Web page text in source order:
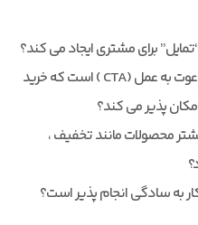
برای مشتری ایجاد می کند؟
آیا تبلیغات شما دارای عناصر دعوت به عمل (CTA ) است که خرید
امکان پذیر می کند؟
محصولات مانند تخفیف ،
به سادگی انجام پذیر است؟